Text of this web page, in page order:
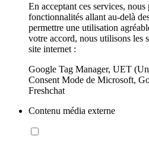
En acceptant ces services,
fonctionnalités allant au-delà
permettre une utilisation
votre accord, nous utilisons les
site internet :
Google Tag Manager, UET
Consent Mode de Microsoft,
Freshchat
Contenu média externe